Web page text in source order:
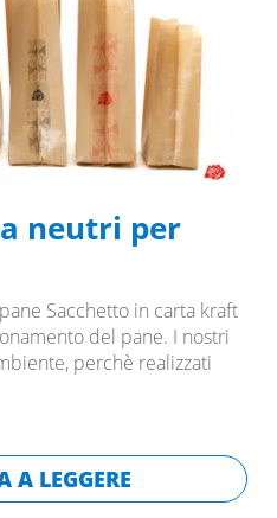
neutri per
Sacchetto in carta kraft
del pane. I nostri
perchè realizzati
A LEGGERE